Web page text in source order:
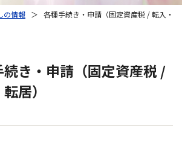
の情報 ＞ 各種手続き・申請（固定資産税 / 転入・
続き・申請（固定資産税 /
居）